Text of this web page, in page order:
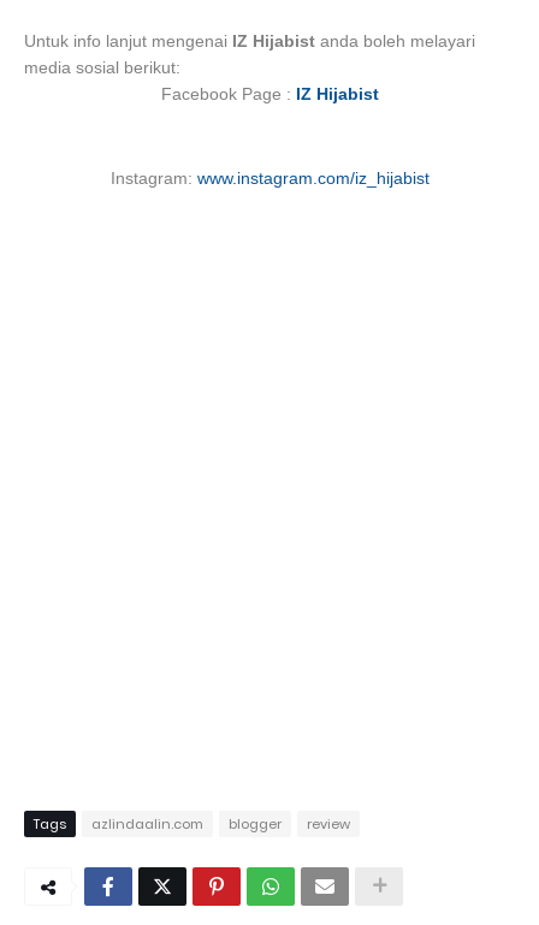
Untuk info lanjut mengenai IZ Hijabist anda boleh melayari
media sosial berikut:
Facebook Page : IZ Hijabist
Instagram: www.instagram.com/iz_hijabist
Tags azlindaalin.com blogger review